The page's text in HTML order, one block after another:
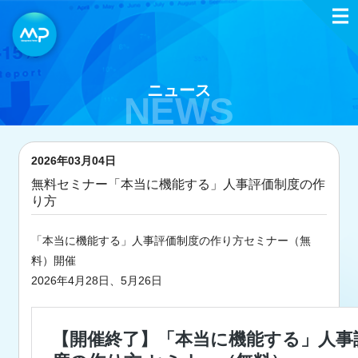
ニュース
NEWS
2026年03月04日
無料セミナー「本当に機能する」人事評価制度の作
り方
「本当に機能する」人事評価制度の作り方セミナー（無
料）開催
2026年4月28日、5月26日